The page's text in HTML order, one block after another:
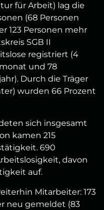
für Arbeit) lag die
(68 Personen
123 Personen mehr
SGB II
registriert (4
und 78
Durch die Träger
wurden 66 Prozent
sich insgesamt
kamen 215
690
davon
auf.
Mitarbeiter: 173
neu gemeldet (83